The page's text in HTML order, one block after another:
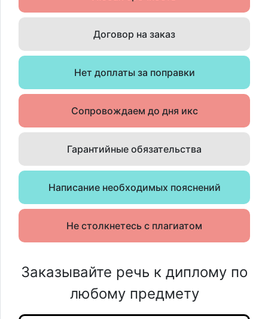
Договор на заказ
Нет доплаты за поправки
Сопровождаем до дня икс
Гарантийные обязательства
Написание необходимых пояснений
Не столкнетесь с плагиатом
Заказывайте речь к диплому по
любому предмету